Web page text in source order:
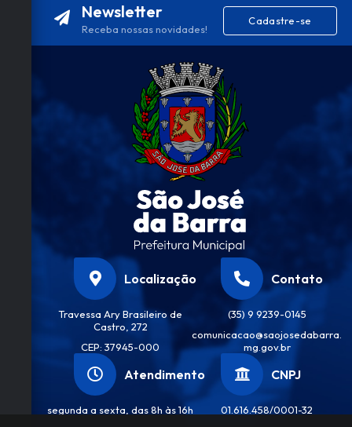
Newsletter
Receba nossas novidades!
Cadastre-se
Localização
Travessa Ary Brasileiro de
Castro, 272
CEP: 37945-000
Contato
(35) 9 9239-0145
comunicacao@saojosedabarra.
mg.gov.br
Atendimento
segunda a sexta, das 8h às 16h
CNPJ
01.616.458/0001-32